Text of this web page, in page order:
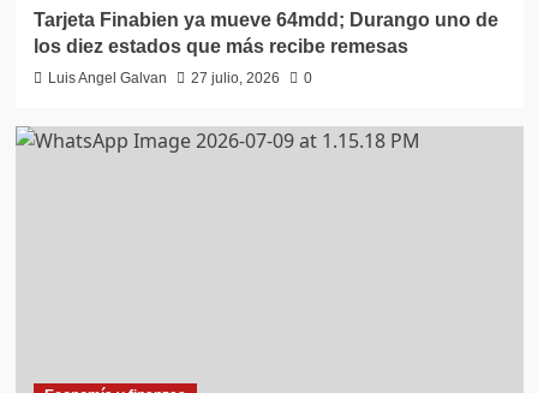
Tarjeta Finabien ya mueve 64mdd; Durango uno de
los diez estados que más recibe remesas
Luis Angel Galvan 27 julio, 2026 0